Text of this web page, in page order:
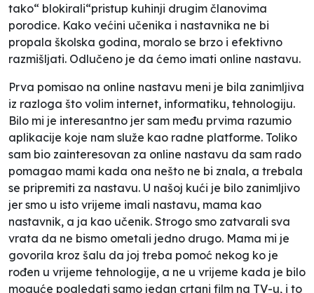
tako“ blokirali“pristup kuhinji drugim članovima
porodice. Kako većini učenika i nastavnika ne bi
propala školska godina, moralo se brzo i efektivno
razmišljati. Odlučeno je da ćemo imati online nastavu.
Prva pomisao na online nastavu meni je bila zanimljiva
iz razloga što volim internet, informatiku, tehnologiju.
Bilo mi je interesantno jer sam među prvima razumio
aplikacije koje nam služe kao radne platforme. Toliko
sam bio zainteresovan za online nastavu da sam rado
pomagao mami kada ona nešto ne bi znala, a trebala
se pripremiti za nastavu. U našoj kući je bilo zanimljivo
jer smo u isto vrijeme imali nastavu, mama kao
nastavnik, a ja kao učenik. Strogo smo zatvarali sva
vrata da ne bismo ometali jedno drugo. Mama mi je
govorila kroz šalu da joj treba pomoć nekog ko je
rođen u vrijeme tehnologije, a ne u vrijeme kada je bilo
moguće pogledati samo jedan crtani film na TV-u, i to